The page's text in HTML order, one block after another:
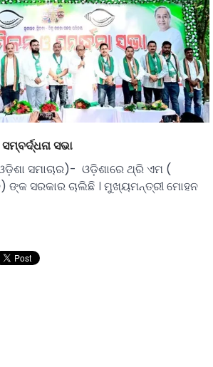
ସଭା
ସମାଚାର)- ଓଡ଼ିଶାରେ ଥ୍ରି ଏମ (
ସରକାର ଚାଲିଛି । ମୁଖ୍ୟମନ୍ତ୍ରୀ ମୋହନ